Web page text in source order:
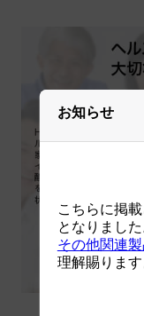
お知らせ
こちらに掲
となりました
その他関連
理解賜りま